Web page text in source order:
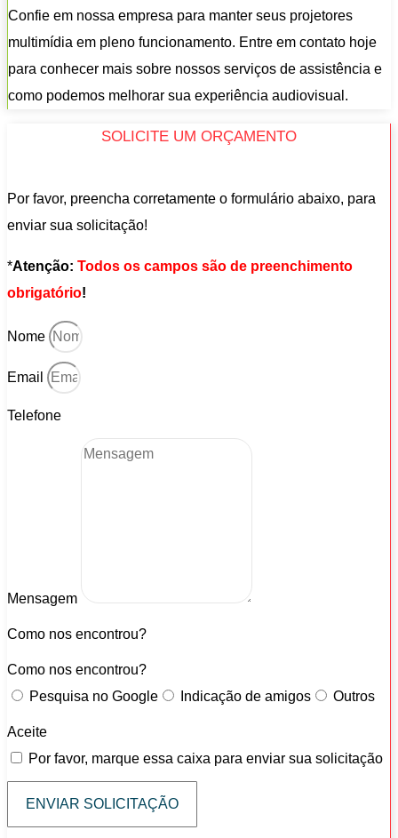
Confie em nossa empresa para manter seus projetores
multimídia em pleno funcionamento. Entre em contato hoje
para conhecer mais sobre nossos serviços de assistência e
como podemos melhorar sua experiência audiovisual.
SOLICITE UM ORÇAMENTO
Por favor, preencha corretamente o formulário abaixo, para
enviar sua solicitação!
*Atenção: Todos os campos são de preenchimento
obrigatório!
Nome
Email
Telefone
Mensagem
Como nos encontrou?
Como nos encontrou?
Pesquisa no Google
Indicação de amigos Outros
Aceite
Por favor, marque essa caixa para enviar sua solicitação
ENVIAR SOLICITAÇÃO